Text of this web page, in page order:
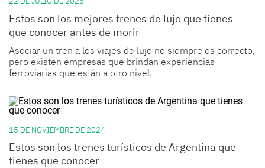
Estos son los mejores trenes de lujo que tienes
que conocer antes de morir
Asociar un tren a los viajes de lujo no siempre es correcto,
pero existen empresas que brindan experiencias
ferroviarias que están a otro nivel.
15 DE NOVIEMBRE DE 2024
Estos son los trenes turísticos de Argentina que
tienes que conocer